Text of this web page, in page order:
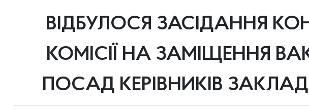
ВІДБУЛОСЯ ЗАСІДАННЯ
КОМІСІЇ НА ЗАМІЩЕННЯ
ПОСАД КЕРІВНИКІВ